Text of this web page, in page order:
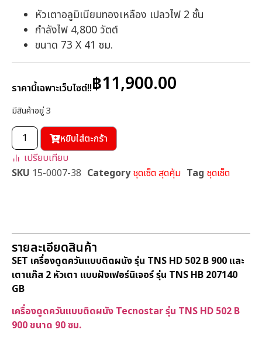
หัวเตาอลูมิเนียมทองเหลือง เปลวไฟ 2 ชั้น
กำลังไฟ 4,800 วัตต์
ขนาด 73 X 41 ซม.
ราคานี้เฉพาะเว็บไซต์!!฿11,900.00
มีสินค้าอยู่ 3
หยิบใส่ตะกร้า
เปรียบเทียบ
SKU 15-0007-38 Category ชุดเซ็ต สุดคุ้ม Tag ชุดเซ็ต
รายละเอียดสินค้า
SET เครื่องดูดควันแบบติดผนัง รุ่น TNS HD 502 B 900 และ
เตาแก๊ส 2 หัวเตา แบบฝังเฟอร์นิเจอร์ รุ่น TNS HB 207140
GB
เครื่องดูดควันแบบติดผนัง Tecnostar รุ่น TNS HD 502 B
900 ขนาด 90 ซม.